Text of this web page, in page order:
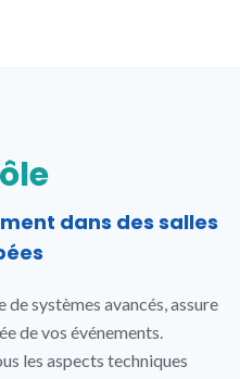
dans des salles
systèmes avancés, assure
de vos événements.
les aspects techniques